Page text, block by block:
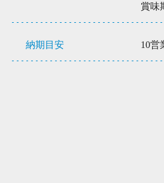
賞味
納期目安 10営